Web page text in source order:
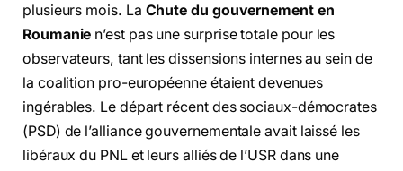
plusieurs mois. La Chute du gouvernement en
Roumanie n’est pas une surprise totale pour les
observateurs, tant les dissensions internes au sein de
la coalition pro-européenne étaient devenues
ingérables. Le départ récent des sociaux-démocrates
(PSD) de l’alliance gouvernementale avait laissé les
libéraux du PNL et leurs alliés de l’USR dans une